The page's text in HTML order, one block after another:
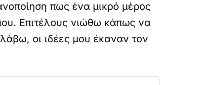
πως ένα μικρό μέρος
Επιτέλους νιώθω κάπως να
οι ιδέες μου έκαναν τον